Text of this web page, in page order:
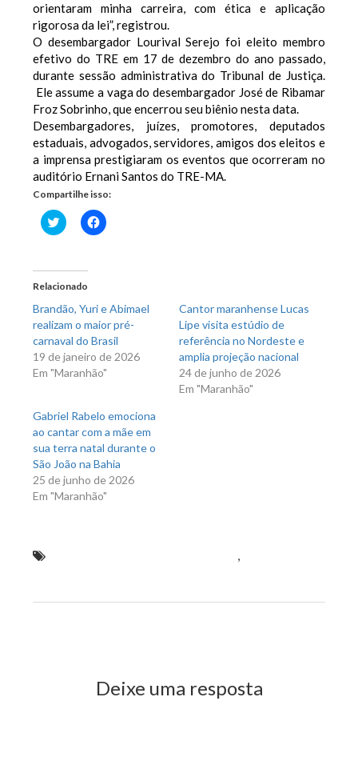
orientaram minha carreira, com ética e aplicação
rigorosa da lei”, registrou.
O desembargador Lourival Serejo foi eleito membro
efetivo do TRE em 17 de dezembro do ano passado,
durante sessão administrativa do Tribunal de Justiça.
Ele assume a vaga do desembargador José de Ribamar
Froz Sobrinho, que encerrou seu biênio nesta data.
Desembargadores, juízes, promotores, deputados
estaduais, advogados, servidores, amigos dos eleitos e
a imprensa prestigiaram os eventos que ocorreram no
auditório Ernani Santos do TRE-MA.
Compartilhe isso:
Clique
para
em
nova
janela)
Clique
para
Relacionado
Brandão, Yuri e Abimael
realizam o maior pré-
carnaval do Brasil
19 de janeiro de 2026
Em "Maranhão"
Cantor maranhense Lucas
Lipe visita estúdio de
referência no Nordeste e
amplia projeção nacional
24 de junho de 2026
Em "Maranhão"
Gabriel Rabelo emociona
ao cantar com a mãe em
sua terra natal durante o
São João na Bahia
25 de junho de 2026
Em "Maranhão"
,
Deixe uma resposta